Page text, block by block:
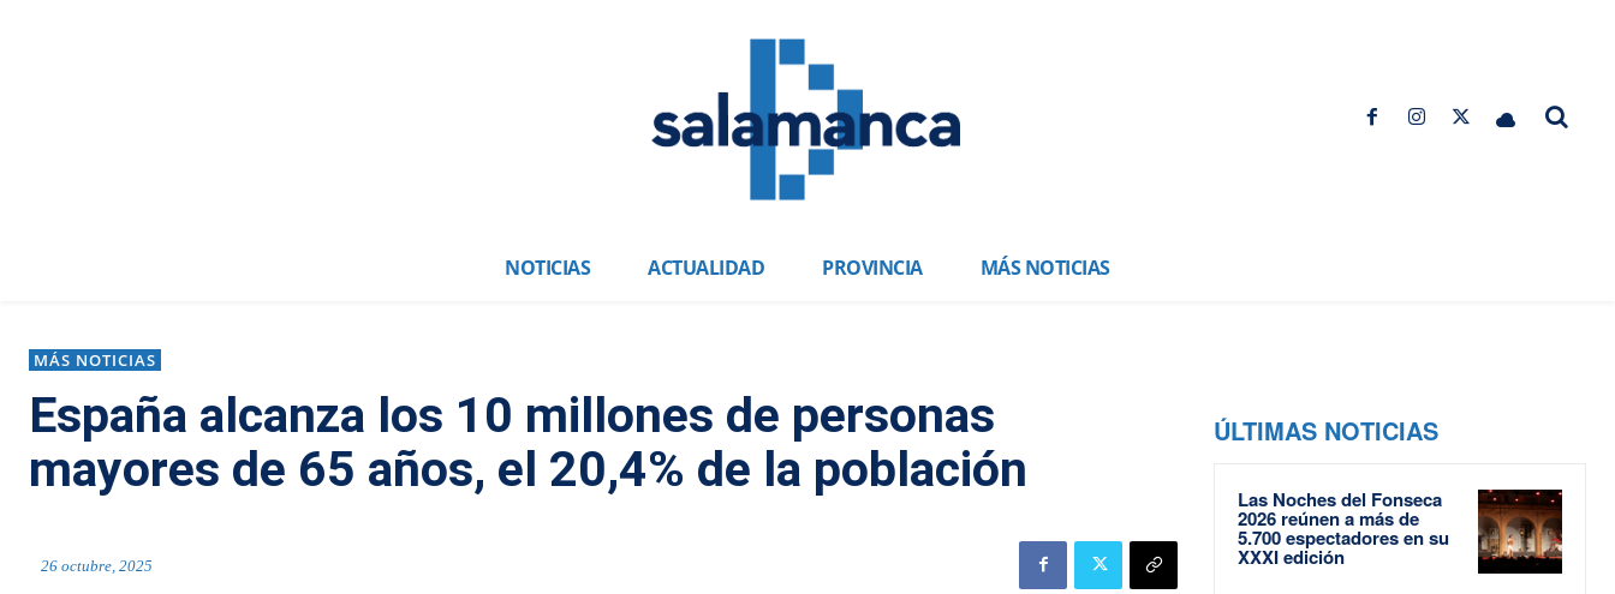
NOTICIAS ACTUALIDAD PROVINCIA MÁS NOTICIAS
MÁS NOTICIAS
España alcanza los 10 millones de personas
mayores de 65 años, el 20,4% de la población
26 octubre, 2025
ÚLTIMAS NOTICIAS
Las Noches del Fonseca
2026 reúnen a más de
5.700 espectadores en su
XXXI edición